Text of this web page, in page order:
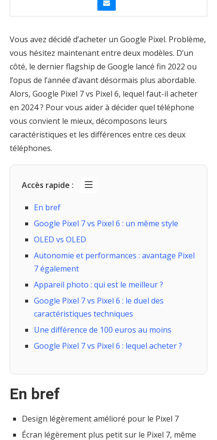
Vous avez décidé d’acheter un Google Pixel. Problème,
vous hésitez maintenant entre deux modèles. D’un
côté, le dernier flagship de Google lancé fin 2022 ou
l’opus de l’année d’avant désormais plus abordable.
Alors, Google Pixel 7 vs Pixel 6, lequel faut-il acheter
en 2024 ? Pour vous aider à décider quel téléphone
vous convient le mieux, décomposons leurs
caractéristiques et les différences entre ces deux
téléphones.
Accès rapide :
En bref
Google Pixel 7 vs Pixel 6 : un même style
OLED vs OLED
Autonomie et performances : avantage Pixel
7 également
Appareil photo : qui est le meilleur ?
Google Pixel 7 vs Pixel 6 : le duel des
caractéristiques techniques
Une différence de 100 euros au moins
Google Pixel 7 vs Pixel 6 : lequel acheter ?
En bref
Design légèrement amélioré pour le Pixel 7
Écran légèrement plus petit sur le Pixel 7, même